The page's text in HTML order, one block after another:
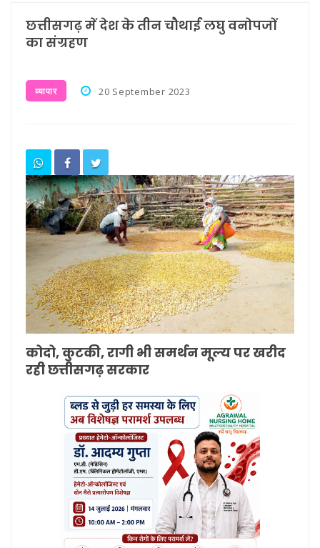
छत्तीसगढ़ में देश के तीन चौथाई लघु वनोपजों
का संग्रहण
व्यापार 20 September 2023
कोदो, कुटकी, रागी भी समर्थन मूल्य पर खरीद
रही छत्तीसगढ़ सरकार